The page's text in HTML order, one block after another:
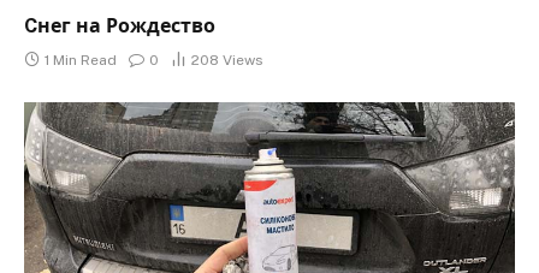
Cнег на Рождество
1 Min Read 0 208 Views